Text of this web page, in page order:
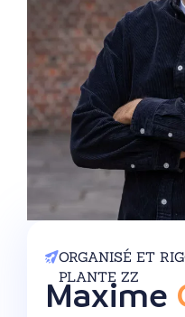
ORGANISÉ ET
PLANTE ZZ
Maxime